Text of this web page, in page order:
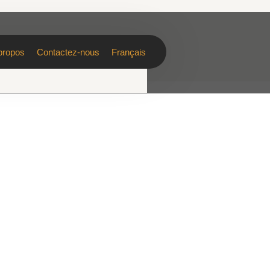
Contactez-nous Français